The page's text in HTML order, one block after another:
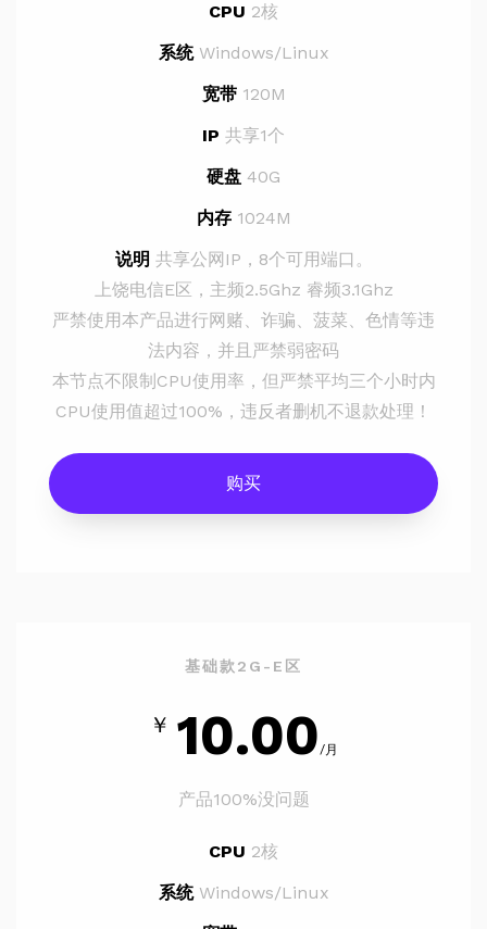
CPU 2核
系统Windows/Linux
宽带120M
IP 共享1个
硬盘 40G
内存1024M
说明 共享公网IP，8个可用端口。
上饶电信E区，主频2.5Ghz 睿频3.1Ghz
严禁使用本产品进行网赌、诈骗、菠菜、色情等违
法内容，并且严禁弱密码
本节点不限制CPU使用率，但严禁平均三个小时内
CPU使用值超过100%，违反者删机不退款处理！
购买
基础款2G-E区
￥ 10.00/月
产品100%没问题
CPU 2核
系统Windows/Linux